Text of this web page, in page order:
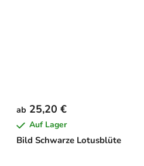
Bild Schwarze Lotusblüte
ab 25,20 €
Auf Lager